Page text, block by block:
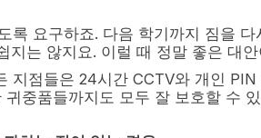
록 요구하죠. 다음 학기까지 짐을
지는 않지요. 이럴 때 정말 좋은 대
지점들은 24시간 CCTV와 개인
중품들까지도 모두 잘 보호할 수